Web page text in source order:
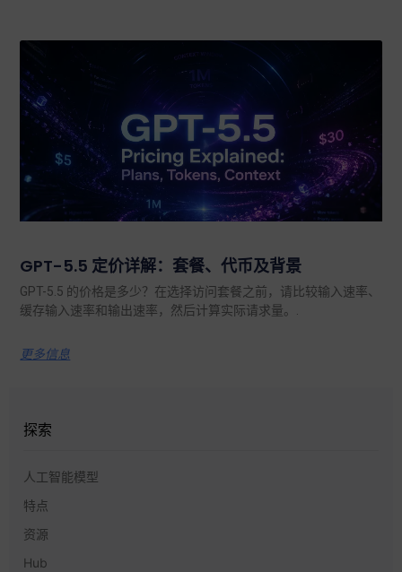
GPT-5.5 定价详解：套餐、代币及背景
GPT-5.5 的价格是多少？在选择访问套餐之前，请比较输入速率、
缓存输入速率和输出速率，然后计算实际请求量。.
更多信息
探索
人工智能模型
特点
资源
Hub